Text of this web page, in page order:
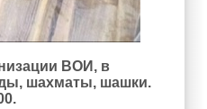
ВОИ, в
шахматы, шашки.